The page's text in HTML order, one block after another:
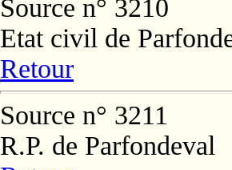
Source n° 3210
Etat civil de
Retour
Source n° 3211
R.P. de Parfondeval